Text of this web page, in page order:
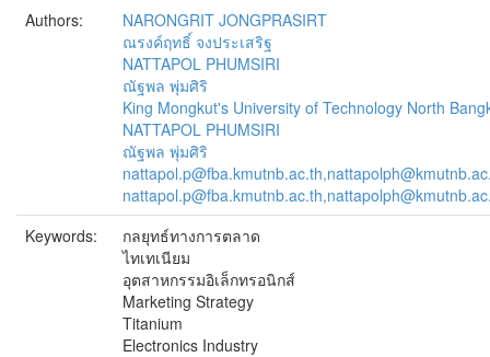
Authors:
NARONGRIT JONGPRASIRT
ณรงค์ฤทธิ์ จงประเสริฐ
NATTAPOL PHUMSIRI
ณัฐพล พุ่มศิริ
King Mongkut's University of Technology North
NATTAPOL PHUMSIRI
ณัฐพล พุ่มศิริ
Keywords:
กลยุทธ์ทางการตลาด
ไทเทเนียม
อุตสาหกรรมอิเล็กทรอนิกส์
Marketing Strategy
Titanium
Electronics Industry